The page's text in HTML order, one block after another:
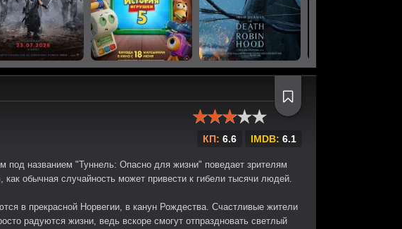
КП: 6.6 IMDB: 6.1
названием "Туннель: Опасно для жизни" поведает зрителям
обычная случайность может привести к гибели тысячи людей.
в прекрасной Норвегии, в канун Рождества. Счастливые жители
радуются жизни, ведь вскоре смогут отпраздновать светлый